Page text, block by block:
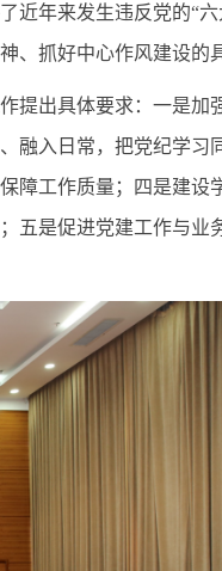
近年来发生违反党的“
、抓好中心作风建设的
出具体要求：一是加
融入日常，把党纪学习
障工作质量；四是建设
五是促进党建工作与业